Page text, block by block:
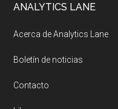
Footer
ANALYTICS LANE
Acerca de Analytics Lane
Boletín de noticias
Contacto